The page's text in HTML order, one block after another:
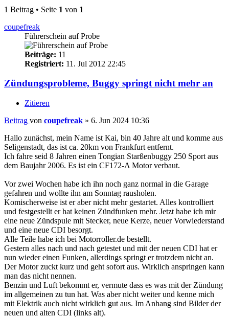
1 Beitrag • Seite 1 von 1
coupefreak
Führerschein auf Probe
Beiträge: 11
Registriert: 11. Jul 2012 22:45
Zündungsprobleme, Buggy springt nicht mehr an
Zitieren
Beitrag von coupefreak » 6. Jun 2024 10:36
Hallo zunächst, mein Name ist Kai, bin 40 Jahre alt und komme aus
Seligenstadt, das ist ca. 20km von Frankfurt entfernt.
Ich fahre seid 8 Jahren einen Tongian Starßenbuggy 250 Sport aus
dem Baujahr 2006. Es ist ein CF172-A Motor verbaut.
Vor zwei Wochen habe ich ihn noch ganz normal in die Garage
gefahren und wollte ihn am Sonntag rausholen.
Komischerweise ist er aber nicht mehr gestartet. Alles kontrolliert
und festgestellt er hat keinen Zündfunken mehr. Jetzt habe ich mir
eine neue Zündspule mit Stecker, neue Kerze, neuer Vorwiederstand
und eine neue CDI besorgt.
Alle Teile habe ich bei Motorroller.de bestellt.
Gestern alles nach und nach getestet und mit der neuen CDI hat er
nun wieder einen Funken, allerdings springt er trotzdem nicht an.
Der Motor zuckt kurz und geht sofort aus. Wirklich anspringen kann
man das nicht nennen.
Benzin und Luft bekommt er, vermute dass es was mit der Zündung
im allgemeinen zu tun hat. Was aber nicht weiter und kenne mich
mit Elektrik auch nicht wirklich gut aus. Im Anhang sind Bilder der
neuen und alten CDI (links alt).